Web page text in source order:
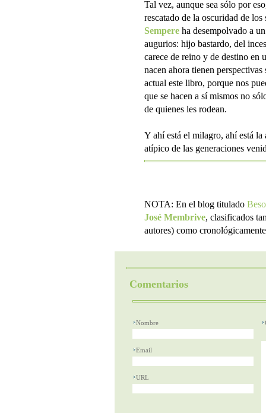
Tal vez, aunque sea sólo por
rescatado de la oscuridad de
Sempere ha desempolvado a
augurios: hijo bastardo, del
carece de reino y de destino en
nacen ahora tienen
actual este libro, porque nos
que se hacen a sí mismos no
de quienes les rodean.
Y ahí está el milagro, ahí está
atípico de las generaciones
NOTA: En el blog titulado
José Membrive, clasificados
autores) como
Comentarios
Nombre
Email
URL